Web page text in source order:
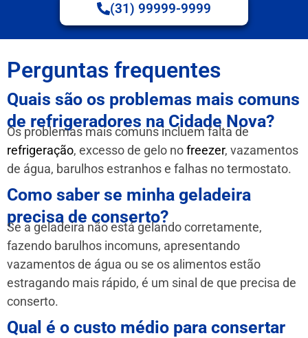
(31) 99999-9999
Perguntas frequentes
Quais são os problemas mais comuns
de refrigeradores na Cidade Nova?
Os problemas mais comuns incluem falta de
refrigeração, excesso de gelo nofreezer, vazamentos
de água, barulhos estranhos e falhas no termostato.
Como saber se minha geladeira
precisa de conserto?
Se a geladeira não está gelando corretamente,
fazendo barulhos incomuns, apresentando
vazamentos de água ou se os alimentos estão
estragando mais rápido, é um sinal de que precisa de
conserto.
Qual é o custo médio para consertar